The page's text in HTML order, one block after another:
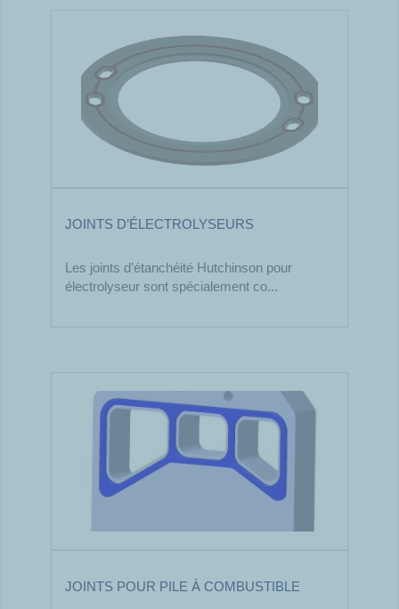
JOINTS D’ÉLECTROLYSEURS
Les joints d’étanchéité Hutchinson pour
électrolyseur sont spécialement co...
JOINTS POUR PILE À COMBUSTIBLE